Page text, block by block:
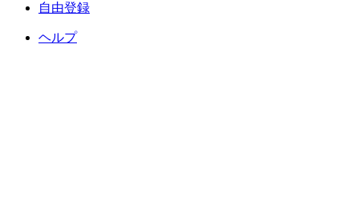
自由登録
ヘルプ